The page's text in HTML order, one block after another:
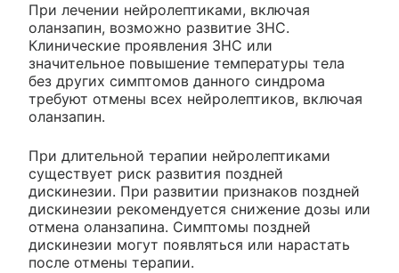
При лечении нейролептиками, включая
оланзапин, возможно развитие ЗНС.
Клинические проявления ЗНС или
значительное повышение температуры тела
без других симптомов данного синдрома
требуют отмены всех нейролептиков, включая
оланзапин.
При длительной терапии нейролептиками
существует риск развития поздней
дискинезии. При развитии признаков поздней
дискинезии рекомендуется снижение дозы или
отмена оланзапина. Симптомы поздней
дискинезии могут появляться или нарастать
после отмены терапии.